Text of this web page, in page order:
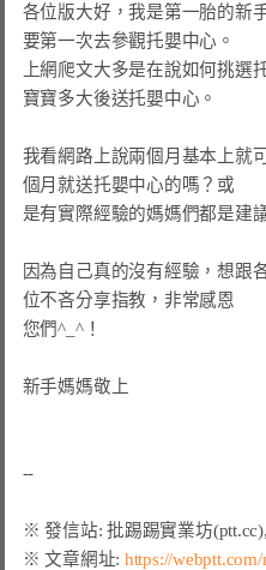
各位版大好，我是第一胎的新
要第一次去參觀托嬰中心。
上網爬文大多是在說如何挑選
寶寶多大後送托嬰中心。
我看網路上說兩個月基本上就
個月就送托嬰中心的嗎？或
是有實際經驗的媽媽們都是建
因為自己真的沒有經驗，想跟
位不吝分享指教，非常感恩
您們^_^！
新手媽媽敬上
※ 文章網址: https://